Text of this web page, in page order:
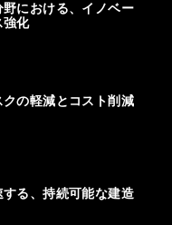
における、イノベー
強化
の軽減とコスト削減
る、持続可能な建造